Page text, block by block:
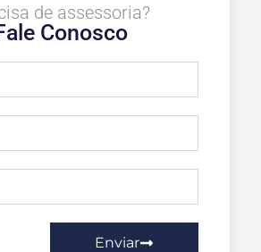
de assessoria?
Conosco
Enviar